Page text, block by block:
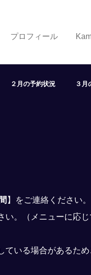
プロフィール
２月の予約状況 ３月
】
をご連絡ください。
い。（メニューに応
いる場合があるため